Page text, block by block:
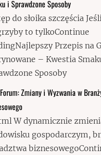
i Sprawdzone Sposoby
do słoika szczęścia
to tylkoContinue
Przepis na
– Kwestia
Sposoby
Zmiany i Wyzwania w
W dynamicznie
gospodarczym,